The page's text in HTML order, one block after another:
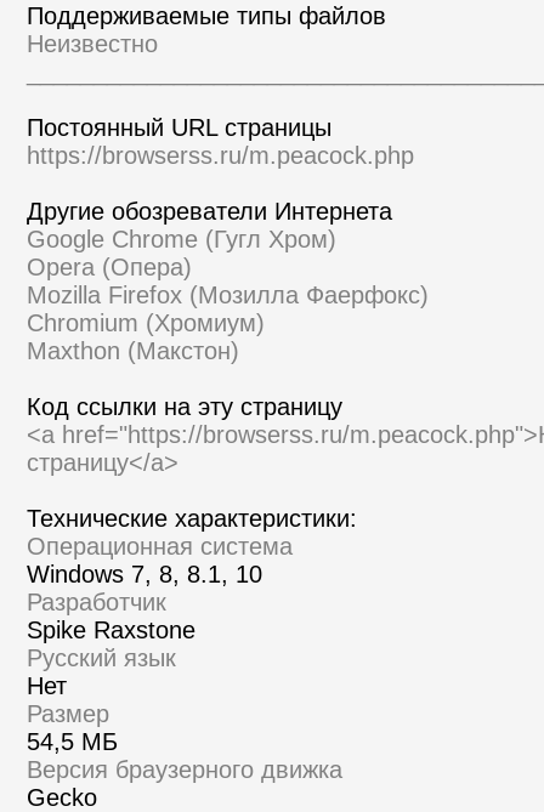
Поддерживаемые типы файлов
Неизвестно
Постоянный URL страницы
https://browserss.ru/m.peacock.php
Другие обозреватели Интернета
Google Chrome (Гугл Хром)
Opera (Опера)
Mozilla Firefox (Мозилла Фаерфокс)
Chromium (Хромиум)
Maxthon (Макстон)
Код ссылки на эту страницу
<a href="https://browserss.ru/
страницу</a>
Технические характеристики:
Операционная система
Windows 7, 8, 8.1, 10
Разработчик
Spike Raxstone
Русский язык
Нет
Размер
54,5 МБ
Версия браузерного движка
Gecko